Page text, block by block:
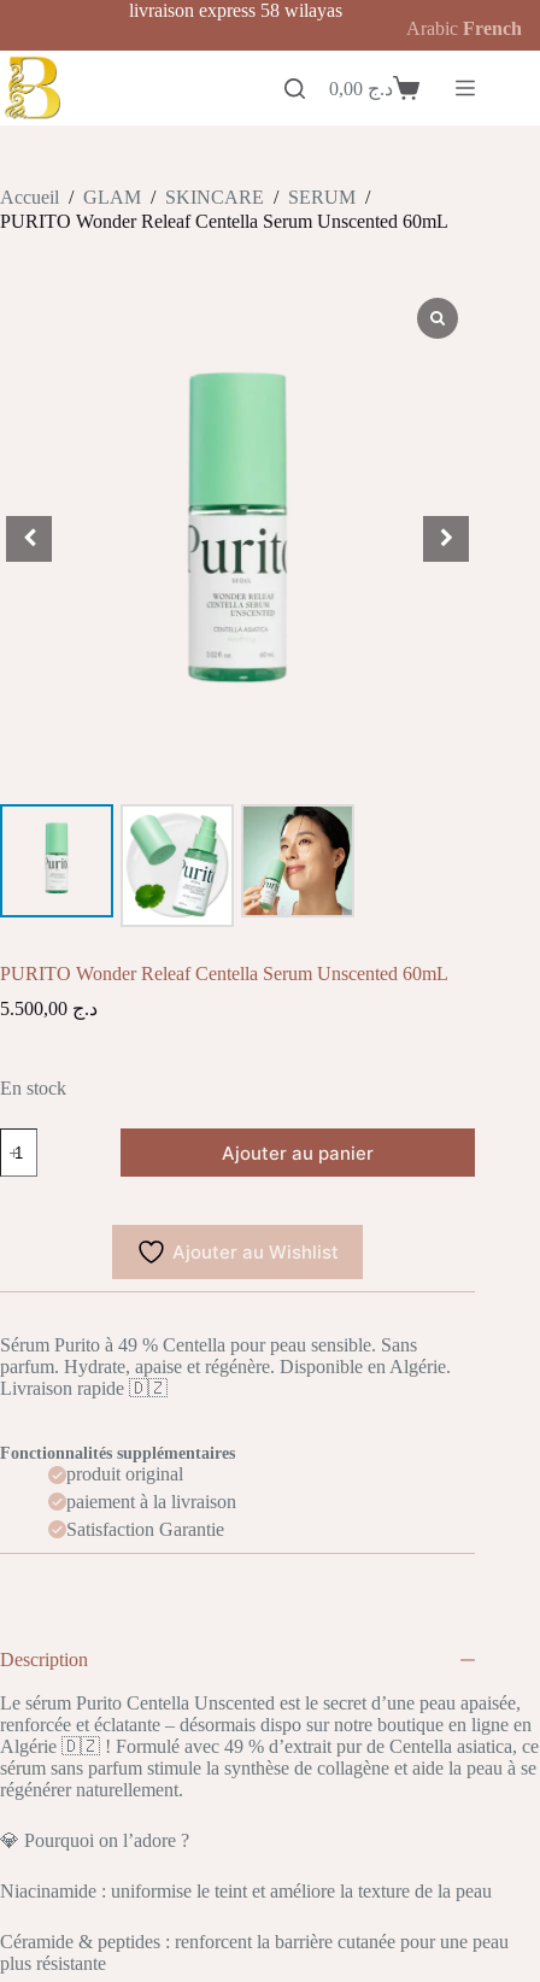
contenu
livraison express 58 wilayas
Panierد.ج
Accueil / GLAM / SKINCARE / SERUM /
PURITO Wonder Releaf Centella Serum Unscented 60mL
PURITO Wonder Releaf Centella Serum Unscented 60mL
د.ج
En stock
de
PURITO
Ajouter au panier
Ajouter au Wishlist
Sérum Purito à 49 % Centella pour peau sensible. Sans
parfum. Hydrate, apaise et régénère. Disponible en Algérie.
Livraison rapide 🇩🇿
Fonctionnalités supplémentaires
produit original
paiement à la livraison
Satisfaction Garantie
Description
Le sérum Purito Centella Unscented est le secret d’une peau apaisée,
renforcée et éclatante – désormais dispo sur notre boutique en ligne en
Algérie 🇩🇿 ! Formulé avec 49 % d’extrait pur de Centella asiatica, ce
sérum sans parfum stimule la synthèse de collagène et aide la peau à se
régénérer naturellement.
💎 Pourquoi on l’adore ?
Niacinamide : uniformise le teint et améliore la texture de la peau
Céramide & peptides : renforcent la barrière cutanée pour une peau
plus résistante
Arabic French